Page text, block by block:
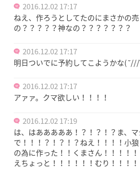
2016.12.02 17:17
ねえ、作ろうとしてたのにまさかの
の？？？？？神なの？？？？？？？
2016.12.02 17:17
明日ついでに予約してこようかな( ˘///
2016.12.02 17:17
アァァ。クマ欲しい！！！！
2016.12.02 17:19
は、はあああああ！？！？！？ま、マ
で！！！？！？！？ねえ！！！！小
の為に作った！！くまさん！！！！
えちょっと！！！！！！むり！！！！